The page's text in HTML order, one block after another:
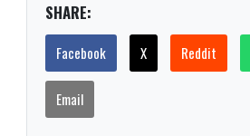
SHARE:
Facebook X Reddit
Email